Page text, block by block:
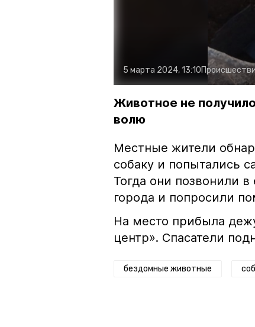
5 марта 2024, 13:10
Животное не
волю
Местные жители
собаку и попытались
Тогда они позвонили
города и попросили
На место прибыла
центр». Спасатели
бездомные животные